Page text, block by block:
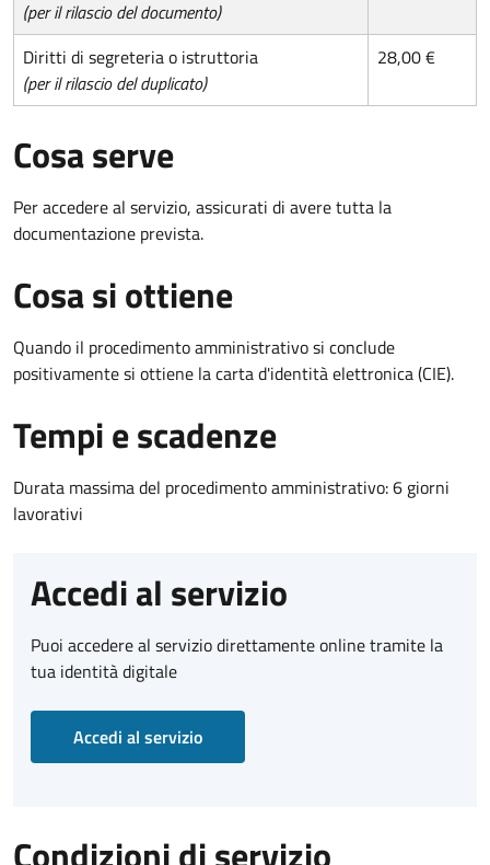
(per il rilascio del documento)
Diritti di segreteria o istruttoria
(per il rilascio del duplicato)
28,00 €
Cosa serve
Per accedere al servizio, assicurati di avere tutta la
documentazione prevista.
Cosa si ottiene
Quando il procedimento amministrativo si conclude
positivamente si ottiene la carta d'identità elettronica (CIE).
Tempi e scadenze
Durata massima del procedimento amministrativo: 6 giorni
lavorativi
Accedi al servizio
Puoi accedere al servizio direttamente online tramite la
tua identità digitale
Accedi al servizio